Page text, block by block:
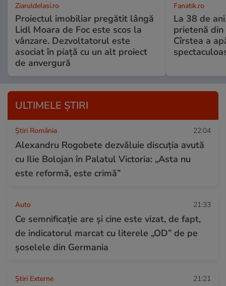
ZiaruldeIasi.ro
Proiectul imobiliar pregătit lângă
Lidl Moara de Foc este scos la
vânzare. Dezvoltatorul este
asociat în piață cu un alt proiect
de anvergură
Fanatik.ro
La 38 de
prietenă din
Cîrstea a
ULTIMELE ȘTIRI
Știri România 22:04
Alexandru Rogobete dezvăluie discuția avută
cu Ilie Bolojan în Palatul Victoria: „Asta nu
este reformă, este crimă”
Auto 21:33
Ce semnificație are și cine este vizat, de fapt,
de indicatorul marcat cu literele „OD” de pe
șoselele din Germania
Știri Externe 21:21